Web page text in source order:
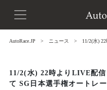
AutoRace.JP ニュース 11/2(水)
11/2(水) 22時よりLIVE配
て SG日本選手権オートレ